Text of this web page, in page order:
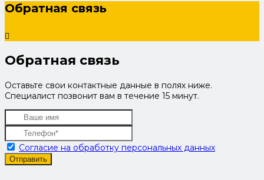
Обратная связь
Обратная связь
Оставьте свои контактные данные в полях ниже.
Специалист позвонит вам в течение 15 минут.
Согласие на обработку персональных данных
Отправить